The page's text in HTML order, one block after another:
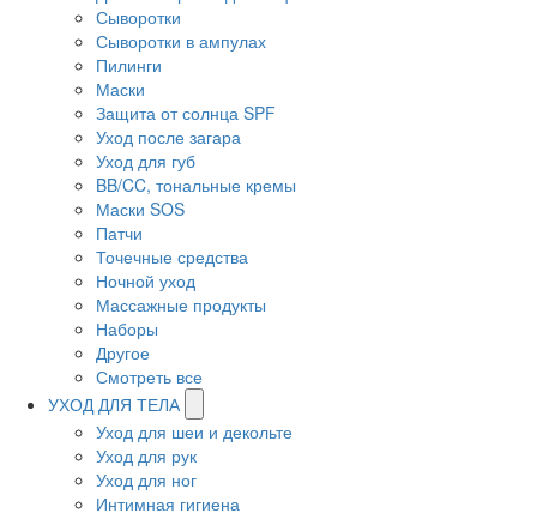
Сыворотки
Сыворотки в ампулах
Пилинги
Маски
Защита от солнца SPF
Уход после загара
Уход для губ
BB/CC, тональные кремы
Маски SOS
Патчи
Точечные средства
Ночной уход
Массажные продукты
Наборы
Другое
Смотреть все
УХОД ДЛЯ ТЕЛА
Уход для шеи и декольте
Уход для рук
Уход для ног
Интимная гигиена